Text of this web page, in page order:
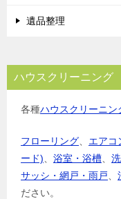
遺品整理
ハウスクリーニング
各種ハウスクリーニン
フローリング エアコ
ード)
浴室・浴槽
サッシ・網戸・雨戸
ださい。